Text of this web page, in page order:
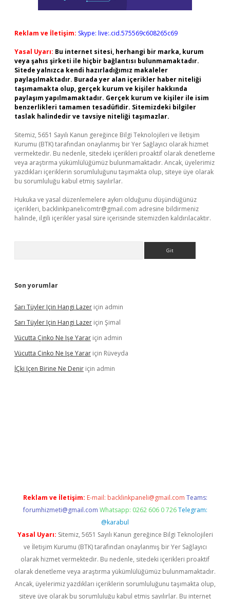
Reklam ve İletişim: Skype: live:.cid.575569c608265c69
Yasal Uyarı: Bu internet sitesi, herhangi bir marka, kurum
veya şahıs şirketi ile hiçbir bağlantısı bulunmamaktadır.
Sitede yalnızca kendi hazırladığımız makaleler
paylaşılmaktadır. Burada yer alan içerikler haber niteliği
taşımamakta olup, gerçek kurum ve kişiler hakkında
paylaşım yapılmamaktadır. Gerçek kurum ve kişiler ile isim
benzerlikleri tamamen tesadüfidir. Sitemizdeki bilgiler
taslak halindedir ve tavsiye niteliği taşımazlar.
Sitemiz, 5651 Sayılı Kanun gereğince Bilgi Teknolojileri ve İletişim
Kurumu (BTK) tarafından onaylanmış bir Yer Sağlayıcı olarak hizmet
vermektedir. Bu nedenle, sitedeki içerikleri proaktif olarak denetleme
veya araştırma yükümlülüğümüz bulunmamaktadır. Ancak, üyelerimiz
yazdıkları içeriklerin sorumluluğunu taşımakta olup, siteye üye olarak
bu sorumluluğu kabul etmiş sayılırlar.
Hukuka ve yasal düzenlemelere aykırı olduğunu düşündüğünüz
içerikleri, backlinkpanelicomtr@gmail.com adresine bildirmeniz
halinde, ilgili içerikler yasal süre içerisinde sitemizden kaldırılacaktır.
Son yorumlar
Sarı Tüyler Için Hangi Lazer için admin
Sarı Tüyler Için Hangi Lazer için Şimal
Vücutta Çinko Ne Işe Yarar için admin
Vücutta Çinko Ne Işe Yarar için Rüveyda
İÇki Içen Birine Ne Denir için admin
Reklam ve İletişim: E-mail: backlinkpaneli@gmail.com Teams:
forumhizmeti@gmail.com Whatsapp: 0262 606 0 726 Telegram:
@karabul
Yasal Uyarı: Sitemiz, 5651 Sayılı Kanun gereğince Bilgi Teknolojileri
ve İletişim Kurumu (BTK) tarafından onaylanmış bir Yer Sağlayıcı
olarak hizmet vermektedir. Bu nedenle, sitedeki içerikleri proaktif
olarak denetleme veya araştırma yükümlülüğümüz bulunmamaktadır.
Ancak, üyelerimiz yazdıkları içeriklerin sorumluluğunu taşımakta olup,
siteye üye olarak bu sorumluluğu kabul etmiş sayılırlar. Bu internet